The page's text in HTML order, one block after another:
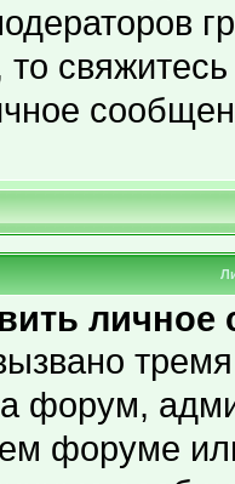
то
форум,
форуме